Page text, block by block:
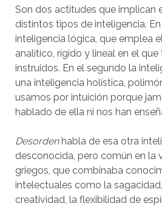
Son dos actitudes que implican
distintos tipos de inteligencia.
inteligencia lógica, que emplea
analítico, rígido y lineal en el
instruidos. En el segundo la
una inteligencia holística,
usamos por intuición porque
hablado de ella ni nos han
Desordenhabla de esa otra
desconocida, pero común en la
griegos, que combinaba
intelectuales como la
creatividad, la flexibilidad de